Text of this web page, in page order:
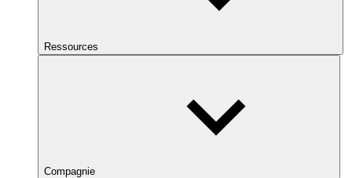
Ressources
Compagnie